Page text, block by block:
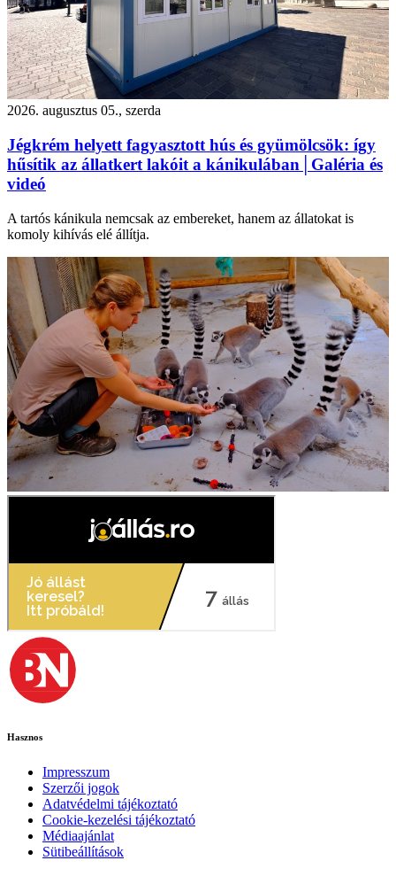
2026. augusztus 05., szerda
Jégkrém helyett fagyasztott hús és gyümölcsök: így
hűsítik az állatkert lakóit a kánikulában│Galéria és
videó
A tartós kánikula nemcsak az embereket, hanem az állatokat is
komoly kihívás elé állítja.
Hasznos
Impresszum
Szerzői jogok
Adatvédelmi tájékoztató
Cookie-kezelési tájékoztató
Médiaajánlat
Sütibeállítások